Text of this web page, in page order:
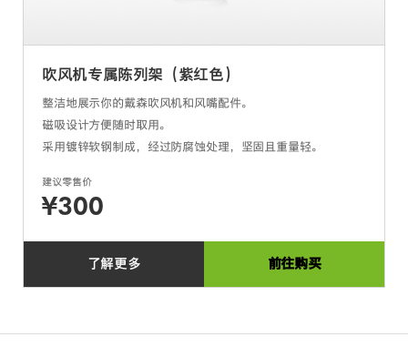
吹风机专属陈列架（紫红色）
整洁地展示你的戴森吹风机和风嘴配件。
磁吸设计方便随时取用。
采用镀锌软钢制成，经过防腐蚀处理，坚固且重量轻。
建议零售价
¥300
了解更多 前往购买